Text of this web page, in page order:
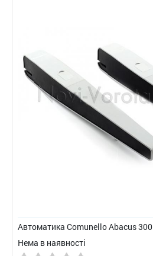
Автоматика Comunello Abacus 300
Нема в наявності